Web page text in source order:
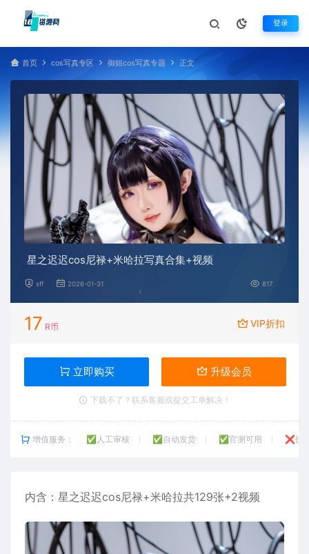
登录
首页 cos写真专区 御姐cos写真专题 正文
星之迟迟cos尼禄+米哈拉写真合集+视频
sff 2026-01-31 817
17 R币 VIP折扣
立即购买 升级会员
下载不了？联系客服或提交工单解决！
增值服务： ✅人工审核 ✅自动发货 ✅官测可用 ❌技
内含： 星之迟迟cos尼禄+米哈拉共129张+2视频